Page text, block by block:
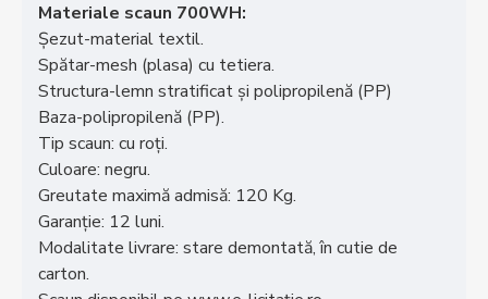
Materiale scaun 700WH:
Șezut-material textil.
Spătar-mesh (plasa) cu tetiera.
Structura-lemn stratificat și polipropilenă (PP)
Baza-polipropilenă (PP).
Tip scaun: cu roți.
Culoare: negru.
Greutate maximă admisă: 120 Kg.
Garanție: 12 luni.
Modalitate livrare: stare demontată, în cutie de
carton.